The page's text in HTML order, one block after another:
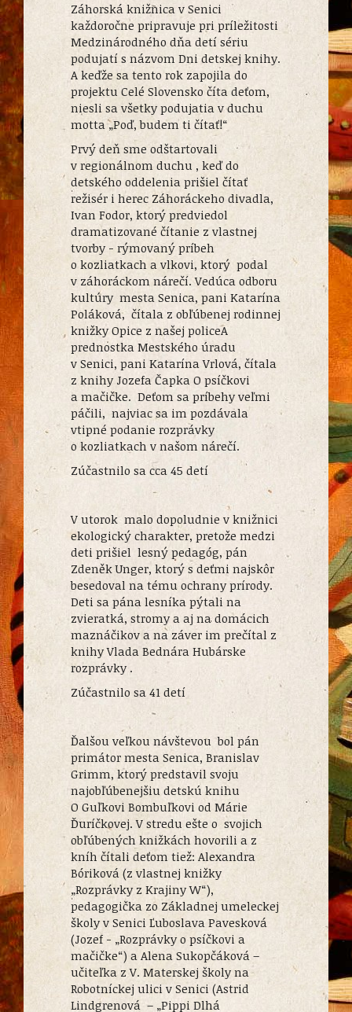
Záhorská knižnica v Senici
každoročne pripravuje pri príležitosti
Medzinárodného dňa detí sériu
podujatí s názvom Dni detskej knihy.
A keďže sa tento rok zapojila do
projektu Celé Slovensko číta deťom,
niesli sa všetky podujatia v duchu
motta „Poď, budem ti čítať!“
Prvý deň sme odštartovali
v regionálnom duchu , keď do
detského oddelenia prišiel čítať
režisér i herec Záhoráckeho divadla,
Ivan Fodor, ktorý predviedol
dramatizované čítanie z vlastnej
tvorby - rýmovaný príbeh
o kozliatkach a vlkovi, ktorý podal
v záhoráckom nárečí. Vedúca odboru
kultúry mesta Senica, pani Katarína
Poláková, čítala z obľúbenej rodinnej
knižky Opice z našej policeA
prednostka Mestského úradu
v Senici, pani Katarína Vrlová, čítala
z knihy Jozefa Čapka O psíčkovi
a mačičke. Deťom sa príbehy veľmi
páčili, najviac sa im pozdávala
vtipné podanie rozprávky
o kozliatkach v našom nárečí.
Zúčastnilo sa cca 45 detí
V utorok malo dopoludnie v knižnici
ekologický charakter, pretože medzi
deti prišiel lesný pedagóg, pán
Zdeněk Unger, ktorý s deťmi najskôr
besedoval na tému ochrany prírody.
Deti sa pána lesníka pýtali na
zvieratká, stromy a aj na domácich
maznáčikov a na záver im prečítal z
knihy Vlada Bednára Hubárske
rozprávky .
Zúčastnilo sa 41 detí
Ďalšou veľkou návštevou bol pán
primátor mesta Senica, Branislav
Grimm, ktorý predstavil svoju
najobľúbenejšiu detskú knihu
O Guľkovi Bombuľkovi od Márie
Ďuríčkovej. V stredu ešte o svojich
obľúbených knižkách hovorili a z
kníh čítali deťom tiež: Alexandra
Bóriková (z vlastnej knižky
„Rozprávky z Krajiny W“),
pedagogička zo Základnej umeleckej
školy v Senici Ľuboslava Pavesková
(Jozef - „Rozprávky o psíčkovi a
mačičke“) a Alena Sukopčáková –
učiteľka z V. Materskej školy na
Robotníckej ulici v Senici (Astrid
Lindgrenová – „Pippi Dlhá